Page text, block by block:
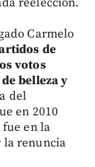
Carmelo
de
votos
belleza y
del
en 2010
en la
la renuncia